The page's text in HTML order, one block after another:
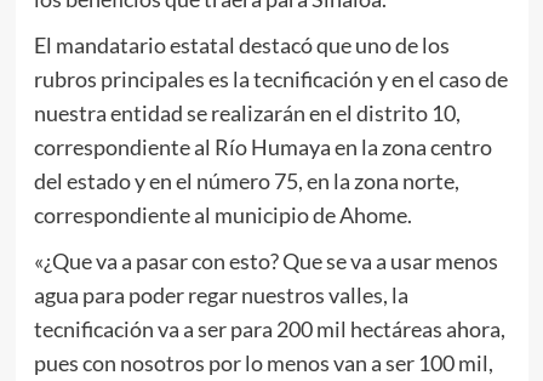
El mandatario estatal destacó que uno de los
rubros principales es la tecnificación y en el caso de
nuestra entidad se realizarán en el distrito 10,
correspondiente al Río Humaya en la zona centro
del estado y en el número 75, en la zona norte,
correspondiente al municipio de Ahome.
«¿Que va a pasar con esto? Que se va a usar menos
agua para poder regar nuestros valles, la
tecnificación va a ser para 200 mil hectáreas ahora,
pues con nosotros por lo menos van a ser 100 mil,